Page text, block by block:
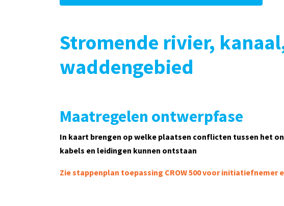
Stromende rivier,
waddengebied
Maatregelen ontwerpfase
In kaart brengen op welke plaatsen conflicten tussen het
kabels en leidingen kunnen ontstaan
Zie stappenplan toepassing CROW 500 voor initiatiefnemer